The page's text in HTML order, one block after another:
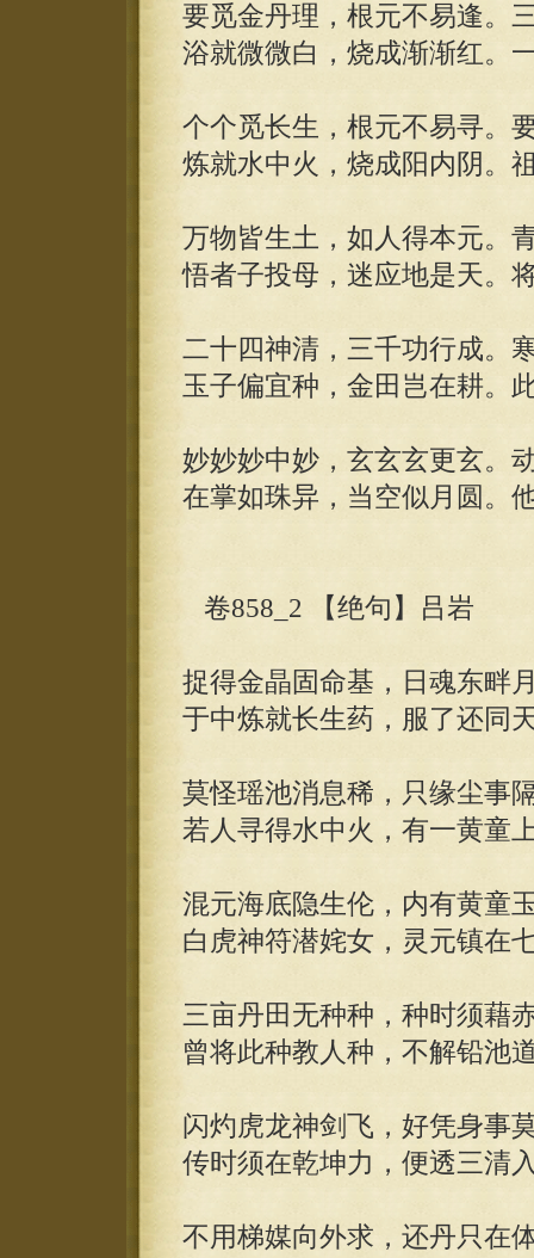
要觅金丹理，根元不易逢。
浴就微微白，烧成渐渐红。
个个觅长生，根元不易寻。
炼就水中火，烧成阳内阴。
万物皆生土，如人得本元。
悟者子投母，迷应地是天。
二十四神清，三千功行成。
玉子偏宜种，金田岂在耕。
妙妙妙中妙，玄玄玄更玄。
在掌如珠异，当空似月圆。
卷858_2 【绝句】吕岩
捉得金晶固命基，日魂东畔
于中炼就长生药，服了还同
莫怪瑶池消息稀，只缘尘事
若人寻得水中火，有一黄童
混元海底隐生伦，内有黄童
白虎神符潜姹女，灵元镇在
三亩丹田无种种，种时须藉
曾将此种教人种，不解铅池
闪灼虎龙神剑飞，好凭身事
传时须在乾坤力，便透三清
不用梯媒向外求，还丹只在